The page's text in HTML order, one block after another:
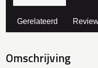
Gerelateerd
Omschrijving